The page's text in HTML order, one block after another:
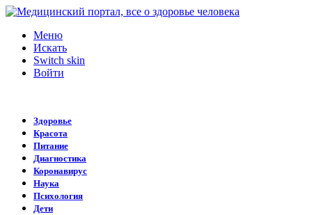
Меню
Искать
Switch skin
Войти
Здоровье
Красота
Питание
Диагностика
Коронавирус
Наука
Психология
Дети